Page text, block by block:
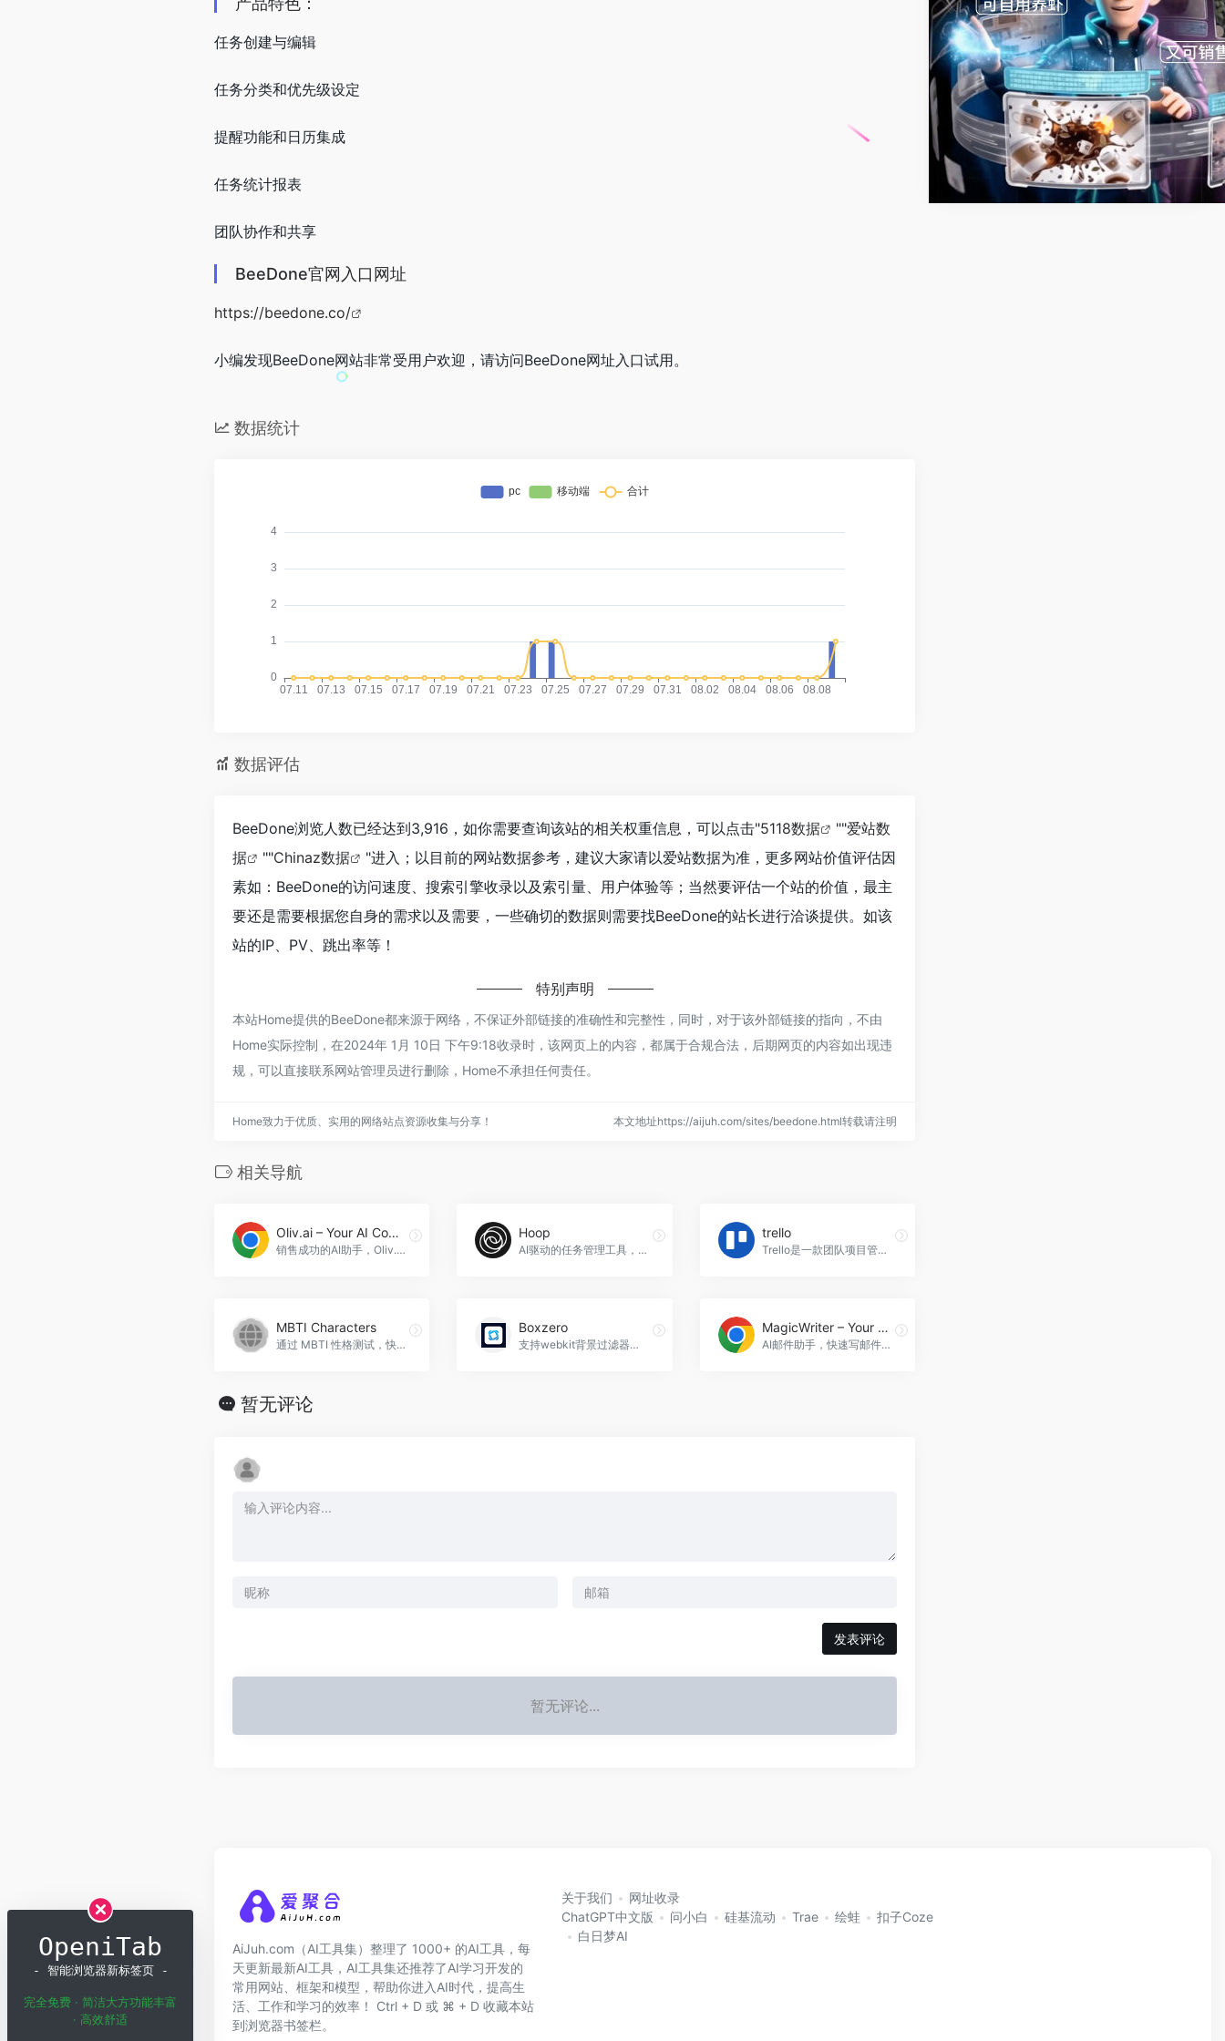
任务创建与编辑
任务分类和优先级设定
提醒功能和日历集成
任务统计报表
团队协作和共享
BeeDone官网入口网址
https://beedone.co/
小编发现BeeDone网站非常受用户欢迎，请访问BeeDone网址入口试用。
数据统计
数据评估
BeeDone浏览人数已经达到3,916，如你需要查询该站的相关权重信息，可以点击"5118数据 ""爱站数
据
""Chinaz数据
"进入；以目前的网站数据参考，建议大家请以爱站数据为准，更多网站价值评估因
素如：BeeDone的访问速度、搜索引擎收录以及索引量、用户体验等；当然要评估一个站的价值，最主
要还是需要根据您自身的需求以及需要，一些确切的数据则需要找BeeDone的站长进行洽谈提供。如该
站的IP、PV、跳出率等！
特别声明
本站Home提供的BeeDone都来源于网络，不保证外部链接的准确性和完整性，同时，对于该外部链接的指向，不由
Home实际控制，在2024年 1月 10日 下午9:18收录时，该网页上的内容，都属于合规合法，后期网页的内容如出现违
规，可以直接联系网站管理员进行删除，Home不承担任何责任。
Home致力于优质、实用的网络站点资源收集与分享！ 本文地址https://aijuh.com/sites/beedone.html转载请注明
相关导航
Oliv.ai – Your AI Companion for Sales Success
销售成功的AI助手，Oliv.ai - Your AI Companion for Sales Success官网入口网址
Hoop
AI驱动的任务管理工具，专为忙碌的专业人士设计。
trello
Trello是一款团队项目管理工具，帮助团队协作、组织和跟踪项目进度，适用于各种团队和工作流程，trello官网入口网址
MBTI Characters
通过 MBTI 性格测试，快速了解自己的性格类型及行为动机。
Boxzero
支持webkit背景过滤器，无header模糊背景，Boxzero官网入口网址
MagicWriter – Your AI Email Writer Assistant
AI邮件助手，快速写邮件，MagicWriter - Your AI Email Writer Assistant官网入口网址
暂无评论
发表评论
暂无评论...
AiJuh.com（AI工具集）整理了 1000+ 的AI工具，每
天更新最新AI工具，AI工具集还推荐了AI学习开发的
常用网站、框架和模型，帮助你进入AI时代，提高生
活、工作和学习的效率！ Ctrl + D 或 ⌘ + D 收藏本站
到浏览器书签栏。
关于我们
网址收录
ChatGPT中文版
问小白 硅基流动 Trae 绘蛙
扣子Coze
白日梦AI
OpeniTab
- 智能浏览器新标签页 -
完全免费 · 简洁大方功能丰富
· 高效舒适